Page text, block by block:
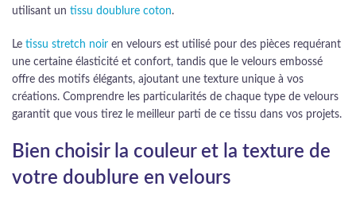
utilisant un tissu doublure coton.
Le tissu stretch noir en velours est utilisé pour des pièces requérant
une certaine élasticité et confort, tandis que le velours embossé
offre des motifs élégants, ajoutant une texture unique à vos
créations. Comprendre les particularités de chaque type de velours
garantit que vous tirez le meilleur parti de ce tissu dans vos projets.
Bien choisir la couleur et la texture de
votre doublure en velours